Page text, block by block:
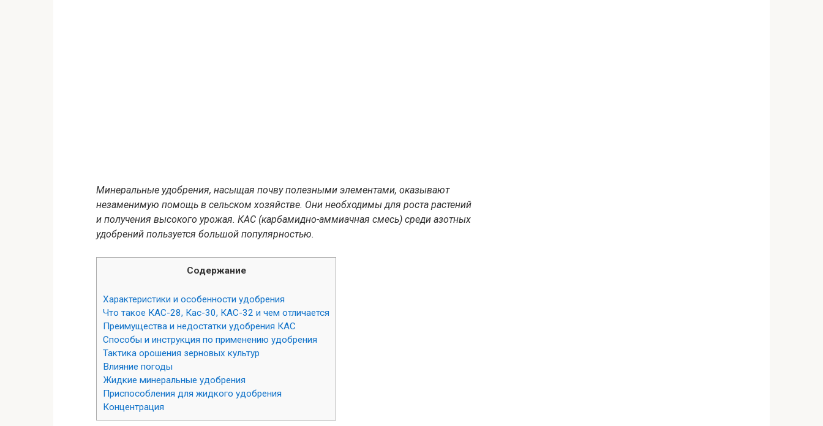
Минеральные удобрения, насыщая почву полезными элементами, оказывают
незаменимую помощь в сельском хозяйстве. Они необходимы для роста растений
и получения высокого урожая. КАС (карбамидно-аммиачная смесь) среди азотных
удобрений пользуется большой популярностью.
Содержание
Характеристики и особенности удобрения
Что такое КАС-28, Кас-30, КАС-32 и чем отличается
Преимущества и недостатки удобрения КАС
Способы и инструкция по применению удобрения
Тактика орошения зерновых культур
Влияние погоды
Жидкие минеральные удобрения
Приспособления для жидкого удобрения
Концентрация